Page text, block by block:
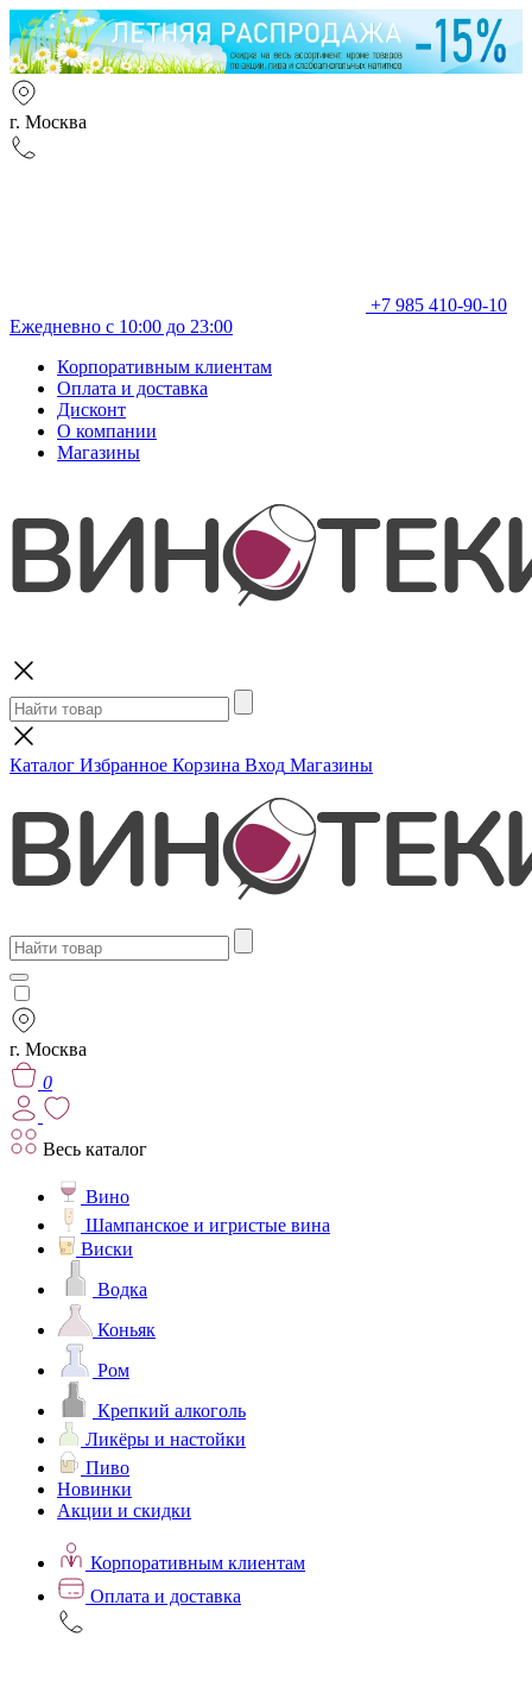
г. Москва
+7 985 410-90-10
Ежедневно с 10:00 до 23:00
Корпоративным клиентам
Оплата и доставка
Дисконт
О компании
Магазины
Каталог Избранное Корзина Вход Магазины
г. Москва
0
Весь каталог
Вино
Шампанское и игристые вина
Виски
Водка
Коньяк
Ром
Крепкий алкоголь
Ликёры и настойки
Пиво
Новинки
Акции и скидки
Корпоративным клиентам
Оплата и доставка